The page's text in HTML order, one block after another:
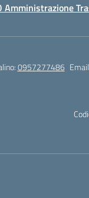
Amministrazione
0957277486